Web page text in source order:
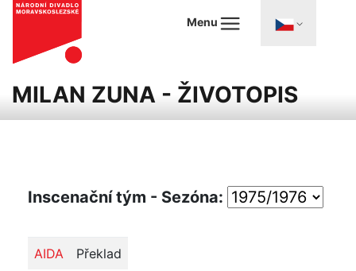
Menu
MILAN ZUNA - ŽIVOTOPIS
Inscenační tým - Sezóna:
AIDA Překlad